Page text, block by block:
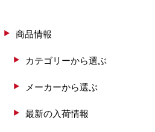
商品情報
カテゴリーから選ぶ
メーカーから選ぶ
最新の入荷情報